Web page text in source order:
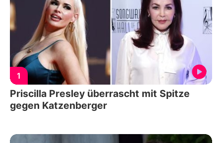
1
Priscilla Presley überrascht mit Spitze
gegen Katzenberger